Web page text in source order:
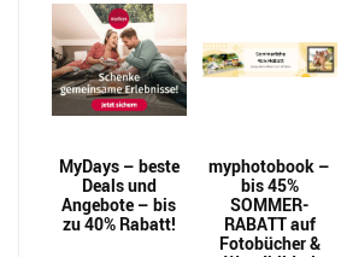
MyDays – beste
Deals und
Angebote – bis
zu 40% Rabatt!
myphotobook –
bis 45%
SOMMER-
RABATT auf
Fotobücher &